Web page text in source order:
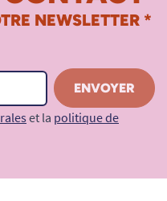
NEWSLETTER *
et la politique de